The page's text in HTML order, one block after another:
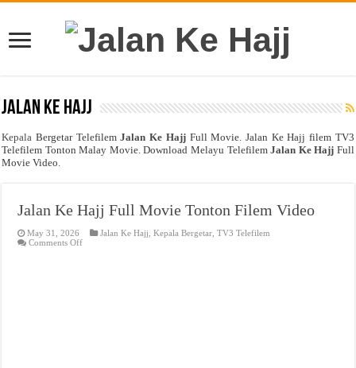
Jalan Ke Hajj
Kepala Bergetar TelefilemJalan Ke HajjFull Movie. Jalan Ke Hajj filem TV3
Telefilem Tonton Malay Movie. Download Melayu TelefilemJalan Ke Hajj Full
Movie Video.
Jalan Ke Hajj Full Movie Tonton Filem Video
May 31, 2026 Jalan Ke Hajj ,Kepala Bergetar ,TV3 Telefilem
Comments Offon